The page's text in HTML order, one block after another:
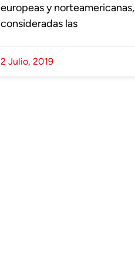
europeas y norteamericanas,
consideradas las
2 Julio, 2019